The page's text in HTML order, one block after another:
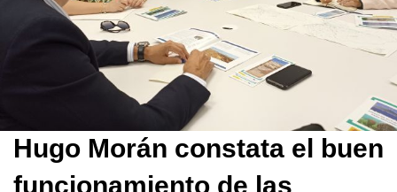
Hugo Morán constata el buen
funcionamiento de las